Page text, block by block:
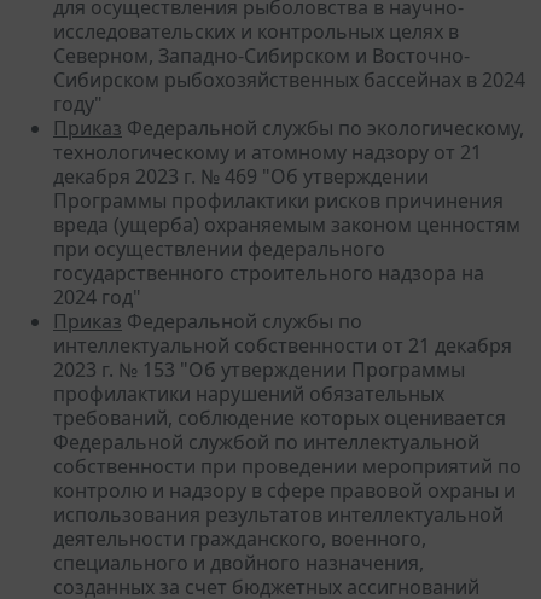
для осуществления рыболовства в научно-
исследовательских и контрольных целях в
Северном, Западно-Сибирском и Восточно-
Сибирском рыбохозяйственных бассейнах в 2024
году"
Приказ Федеральной службы по экологическому,
технологическому и атомному надзору от 21
декабря 2023 г. № 469 "Об утверждении
Программы профилактики рисков причинения
вреда (ущерба) охраняемым законом ценностям
при осуществлении федерального
государственного строительного надзора на
2024 год"
Приказ Федеральной службы по
интеллектуальной собственности от 21 декабря
2023 г. № 153 "Об утверждении Программы
профилактики нарушений обязательных
требований, соблюдение которых оценивается
Федеральной службой по интеллектуальной
собственности при проведении мероприятий по
контролю и надзору в сфере правовой охраны и
использования результатов интеллектуальной
деятельности гражданского, военного,
специального и двойного назначения,
созданных за счет бюджетных ассигнований